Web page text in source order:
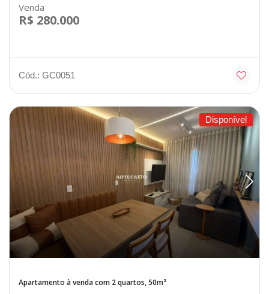
Venda
R$ 280.000
Cód.: GC0051
Disponível
Apartamento à venda com 2 quartos, 50m²